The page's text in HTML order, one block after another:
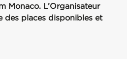
Monaco. L’Organisateur
des places disponibles et